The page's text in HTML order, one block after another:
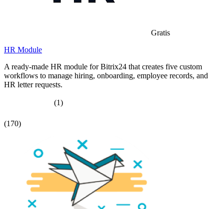
Gratis
HR Module
A ready-made HR module for Bitrix24 that creates five custom
workflows to manage hiring, onboarding, employee records, and
HR letter requests.
(1)
(170)